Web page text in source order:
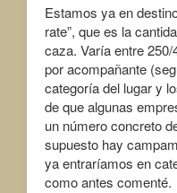
Estamos ya en
rate”, que es la
caza. Varía entre
por acompañante
categoría del lugar y
de que algunas
un número concreto
supuesto hay
ya entraríamos en
como antes comenté.